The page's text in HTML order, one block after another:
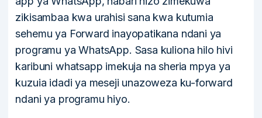
zikisambaa kwa urahisi sana kwa kutumia
sehemu ya Forward inayopatikana ndani ya
programu ya WhatsApp. Sasa kuliona hilo hivi
karibuni whatsapp imekuja na sheria mpya ya
kuzuia idadi ya meseji unazoweza ku-forward
ndani ya programu hiyo.